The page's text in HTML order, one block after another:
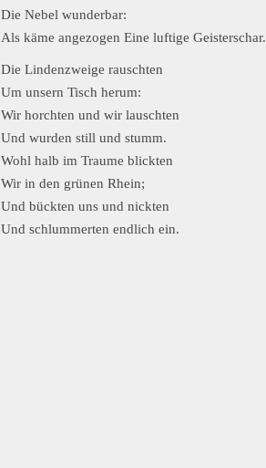
Die Nebel wunderbar:
Als käme angezogen Eine luftige Geisterschar.
Die Lindenzweige rauschten
Um unsern Tisch herum:
Wir horchten und wir lauschten
Und wurden still und stumm.
Wohl halb im Traume blickten
Wir in den grünen Rhein;
Und bückten uns und nickten
Und schlummerten endlich ein.